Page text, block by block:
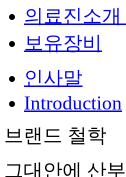
의료진소
보유장비
인사말
Introduction
브랜드 철학
그대안에 산